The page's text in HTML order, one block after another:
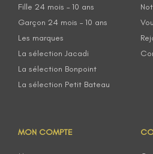
Fille 24 mois – 10 ans
Garçon 24 mois – 10 ans
Les marques
La sélection Jacadi
La sélection Bonpoint
La sélection Petit Bateau
MON COMPTE